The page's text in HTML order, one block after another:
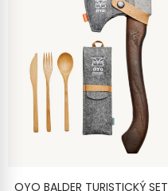
OYO BALDER TURISTICKÝ SET